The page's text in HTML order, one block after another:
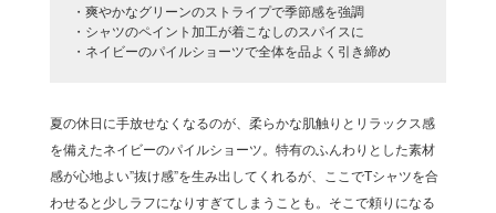
・爽やかなグリーンのストライプで季節感を強調
・シャツのペイント加工が着こなしのスパイスに
・ネイビーのパイルショーツで全体を品よく引き締め
夏の休日に手放せなくなるのが、柔らかな肌触りとリラックス感
を備えたネイビーのパイルショーツ。特有のふんわりとした素材
感が心地よい”抜け感”を生み出してくれるが、ここでTシャツを合
わせると少しラフになりすぎてしまうことも。そこで頼りになる